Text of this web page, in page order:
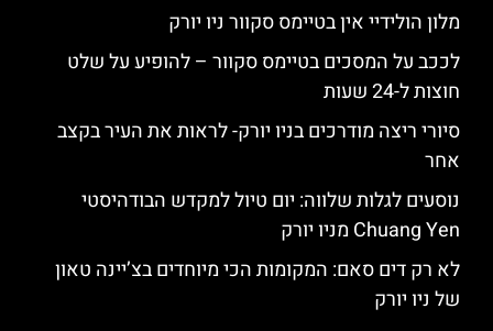
מלון הולידיי אין בטיימס סקוור ניו יורק
לככב על המסכים בטיימס סקוור – להופיע על שלט
חוצות ל-24 שעות
סיורי ריצה מודרכים בניו יורק- לראות את העיר בקצב
אחר
נוסעים לגלות שלווה: יום טיול למקדש הבודהיסטי
Chuang Yen מניו יורק
לא רק דים סאם: המקומות הכי מיוחדים בצ’יינה טאון
של ניו יורק